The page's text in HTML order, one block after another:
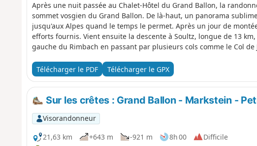
Après une nuit passée au Chalet-Hôtel du Grand Ballon, la
sommet vosgien du Grand Ballon. De là-haut, un panorama
jusqu'aux Alpes quand le temps le permet. Après un jour de
efforts fournis. Vient ensuite la descente à Soultz, longue de 13
gauche du Rimbach en passant par plusieurs cols comme le Col
voiture ?
Télécharger le PDF Télécharger le GPX
Sur les crêtes : Grand Ballon - Markstein -
Visorandonneur
21,63 km
+643 m -921 m 8h 00
Difficile